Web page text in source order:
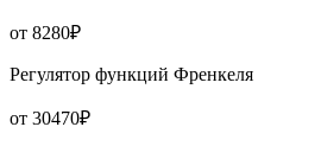
от 8280₽
Регулятор функций Френкеля
от 30470₽